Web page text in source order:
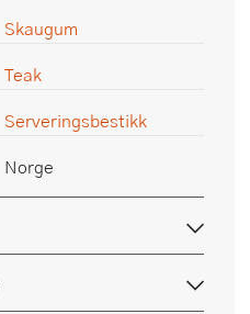
Skaugum
Teak
Serveringsbestikk
Norge